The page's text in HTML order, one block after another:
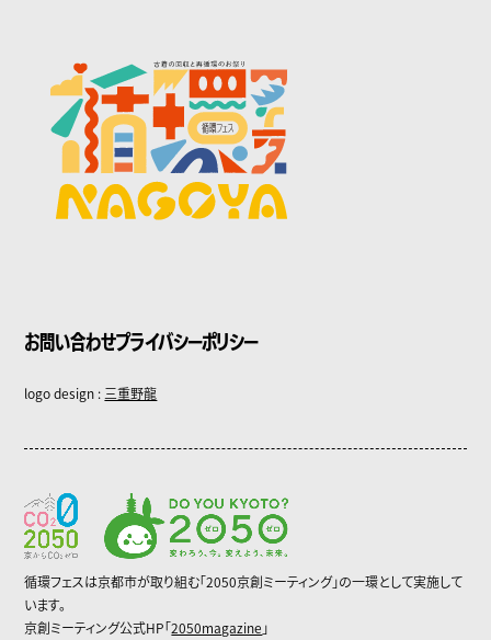
お問い合わせプライバシーポリシー
logo design : 三重野龍
循環フェスは京都市が取り組む「2050京創ミーティング」の一環として実施して
います。
京創ミーティング公式HP「2050magazine 」